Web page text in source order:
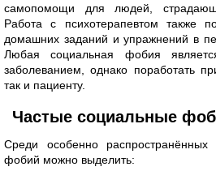
самопомощи для людей,
Работа с психотерапевтом также
домашних заданий и упражнений в
Любая социальная фобия
заболеванием, однако поработать
так и пациенту.
Частые социальные
Среди особенно
фобий можно выделить: